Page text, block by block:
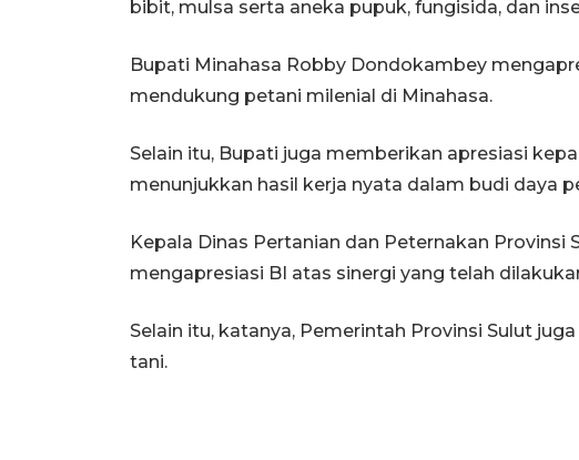
bibit, mulsa serta aneka pupuk, fungisida, dan
Bupati Minahasa Robby Dondokambey
mendukung petani milenial di Minahasa.
Selain itu, Bupati juga memberikan apresiasi
menunjukkan hasil kerja nyata dalam budi daya
Kepala Dinas Pertanian dan Peternakan Provinsi
mengapresiasi BI atas sinergi yang telah
Selain itu, katanya, Pemerintah Provinsi Sulut
tani.